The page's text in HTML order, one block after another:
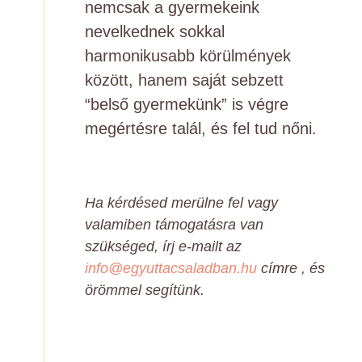
nemcsak a gyermekeink
nevelkednek sokkal
harmonikusabb körülmények
között, hanem saját sebzett
“belső gyermekünk” is végre
megértésre talál, és fel tud nőni.
Ha kérdésed merülne fel vagy
valamiben támogatásra van
szükséged, írj e-mailt az
info@egyuttacsaladban.hu címre , és
örömmel segítünk.